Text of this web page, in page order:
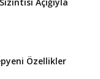
Özellikler